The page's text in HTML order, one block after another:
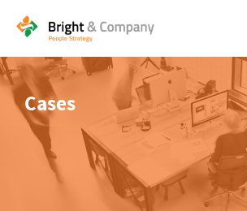
HOME
OPLOSSINGEN
INSPIRATIE
Cases